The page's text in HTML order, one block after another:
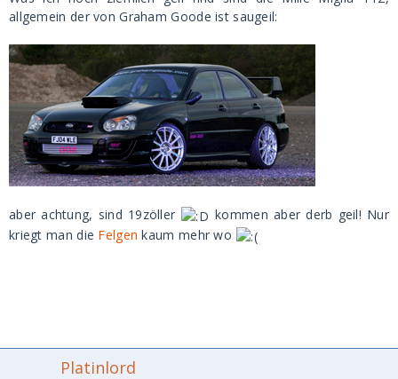
allgemein der von Graham Goode ist saugeil:
aber achtung, sind 19zöller
kommen aber derb geil! Nur
kriegt man die Felgen kaum mehr wo
Platinlord